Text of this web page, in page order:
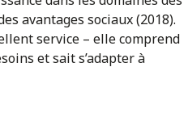
avantages sociaux (2018).
service – elle comprend
et sait s’adapter à